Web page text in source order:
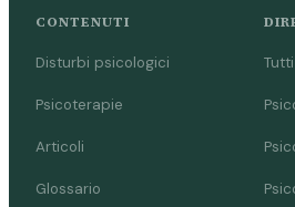
CONTENUTI
Disturbi psicologici
Psicoterapie
Articoli
Glossario